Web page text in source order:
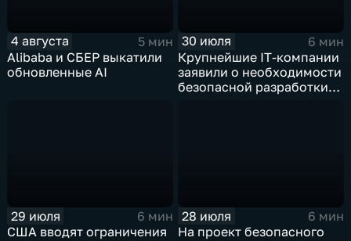
4 августа
5 мин
Alibaba и СБЕР выкатили
обновленные AI
30 июля
6 мин
Крупнейшие IT‑компании
заявили о необходимости
безопасной разработки
29 июля
6 мин
США вводят ограничения
28 июля
6 мин
На проект безопасного